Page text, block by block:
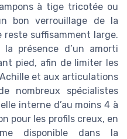
à tige tricotée ou
bon verrouillage de la
reste suffisamment large.
présence d’un amorti
pied, afin de limiter les
et aux articulations
nombreux spécialistes
interne d’au moins 4 à
pour les profils creux, en
disponible dans la